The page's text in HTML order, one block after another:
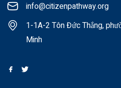
info@citizenpathway.org
1-1A-2 Tôn Đức Thắng,
Minh